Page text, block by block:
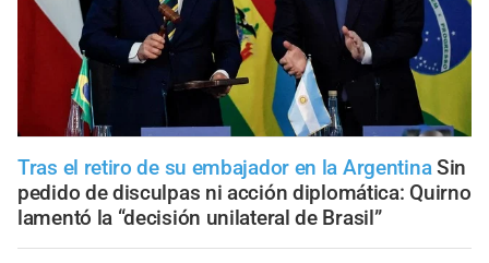
Tras el retiro de su embajador en la Argentina Sin
pedido de disculpas ni acción diplomática: Quirno
lamentó la “decisión unilateral de Brasil”